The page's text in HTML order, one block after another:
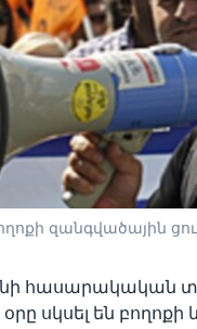
զանգվածային
հասարակական
սկսել են բողոքի